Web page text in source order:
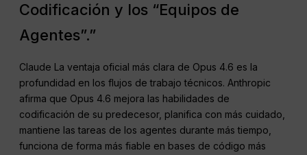
Codificación y los “Equipos de
Agentes”.”
Claude La ventaja oficial más clara de Opus 4.6 es la
profundidad en los flujos de trabajo técnicos. Anthropic
afirma que Opus 4.6 mejora las habilidades de
codificación de su predecesor, planifica con más cuidado,
mantiene las tareas de los agentes durante más tiempo,
funciona de forma más fiable en bases de código más